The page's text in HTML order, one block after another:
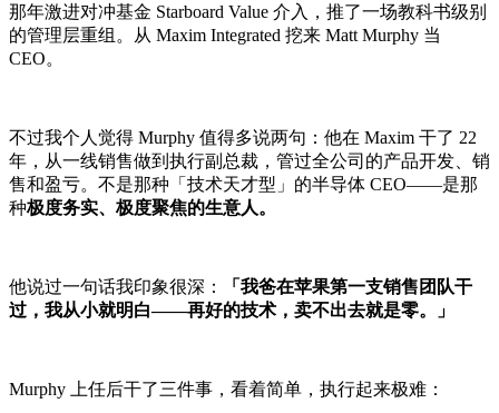
那年激进对冲基金 Starboard Value 介入，推了一场教科书级别
的管理层重组。从 Maxim Integrated 挖来 Matt Murphy 当
CEO。
不过我个人觉得 Murphy 值得多说两句：他在 Maxim 干了 22
年，从一线销售做到执行副总裁，管过全公司的产品开发、销
售和盈亏。不是那种「技术天才型」的半导体 CEO——是那
种极度务实、极度聚焦的生意人。
他说过一句话我印象很深：
「我爸在苹果第一支销售团队干
过，我从小就明白——再好的技术，卖不出去就是零。」
Murphy 上任后干了三件事，看着简单，执行起来极难：